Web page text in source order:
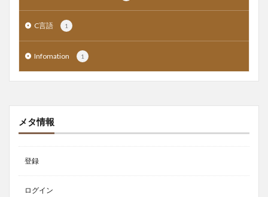
C言語 1
Infomation 1
メタ情報
登録
ログイン